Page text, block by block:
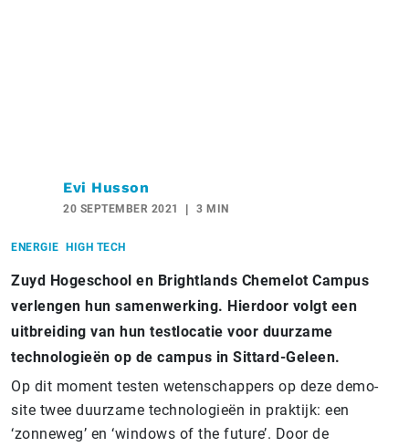
Evi Husson
20 SEPTEMBER 2021 3 MIN
ENERGIE HIGH TECH
Zuyd Hogeschool en Brightlands Chemelot Campus
verlengen hun samenwerking. Hierdoor volgt een
uitbreiding van hun testlocatie voor duurzame
technologieën op de campus in Sittard-Geleen.
Op dit moment testen wetenschappers op deze demo-
site twee duurzame technologieën in praktijk: een
‘zonneweg’ en ‘windows of the future’. Door de